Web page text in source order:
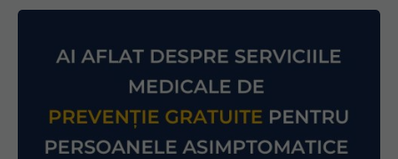
Analize gratuite pentru persoanele peste 40 de